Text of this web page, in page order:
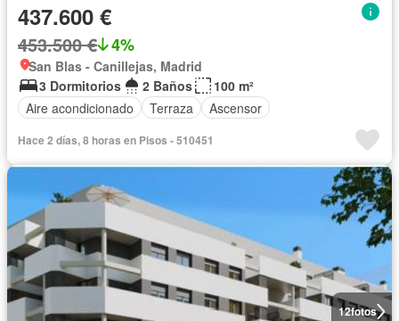
437.600 €
453.500 € 4%
San Blas - Canillejas, Madrid
3 Dormitorios
2 Baños
100 m²
Aire acondicionado
Terraza Ascensor
Hace 2 días, 8 horas en Pisos - 510451
12fotos